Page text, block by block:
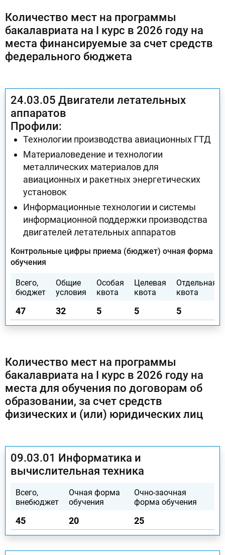
Количество мест на программы
бакалавриата на I курс в 2026 году на
места финансируемые за счет средств
федерального бюджета
24.03.05 Двигатели летательных
аппаратов
Профили:
Технологии производства авиационных ГТД
Материаловедение и технологии
металлических материалов для
авиационных и ракетных энергетических
установок
Информационные технологии и системы
информационной поддержки производства
двигателей летательных аппаратов
Контрольные цифры приема (бюджет) очная форма
обучения
Всего,
бюджет
Общие
условия
Особая
квота
Целевая
квота
Отдельная
квота
47 32 5 5 5
Количество мест на программы
бакалавриата на I курс в 2026 году на
места для обучения по договорам об
образовании, за счет средств
физических и (или) юридических лиц
09.03.01 Информатика и
вычислительная техника
Всего,
внебюджет
Очная форма
обучения
Очно-заочная
форма обучения
45 20 25